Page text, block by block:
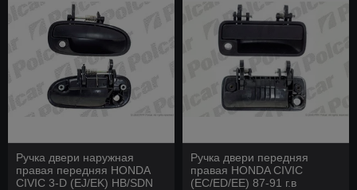
Ручка двери наружная
правая передняя HONDA
CIVIC 3-D (EJ/EK) HB/SDN
Ручка двери передняя
правая HONDA CIVIC
(EC/ED/EE) 87-91 г.в